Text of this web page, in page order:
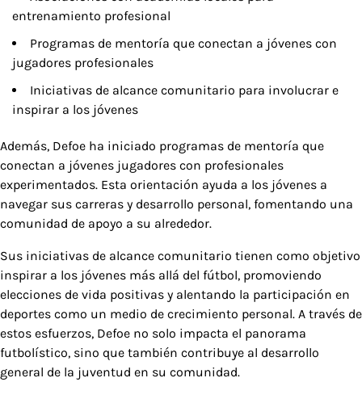
entrenamiento profesional
Programas de mentoría que conectan a jóvenes con
jugadores profesionales
Iniciativas de alcance comunitario para involucrar e
inspirar a los jóvenes
Además, Defoe ha iniciado programas de mentoría que
conectan a jóvenes jugadores con profesionales
experimentados. Esta orientación ayuda a los jóvenes a
navegar sus carreras y desarrollo personal, fomentando una
comunidad de apoyo a su alrededor.
Sus iniciativas de alcance comunitario tienen como objetivo
inspirar a los jóvenes más allá del fútbol, promoviendo
elecciones de vida positivas y alentando la participación en
deportes como un medio de crecimiento personal. A través de
estos esfuerzos, Defoe no solo impacta el panorama
futbolístico, sino que también contribuye al desarrollo
general de la juventud en su comunidad.